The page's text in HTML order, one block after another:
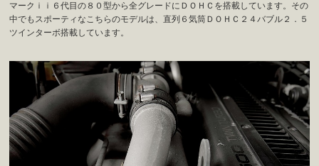
マークｉｉ６代目の８０型から全グレードにＤＯＨＣを搭載しています。その
中でもスポーティなこちらのモデルは、直列６気筒ＤＯＨＣ２４バブル２．５
ツインターボ搭載しています。